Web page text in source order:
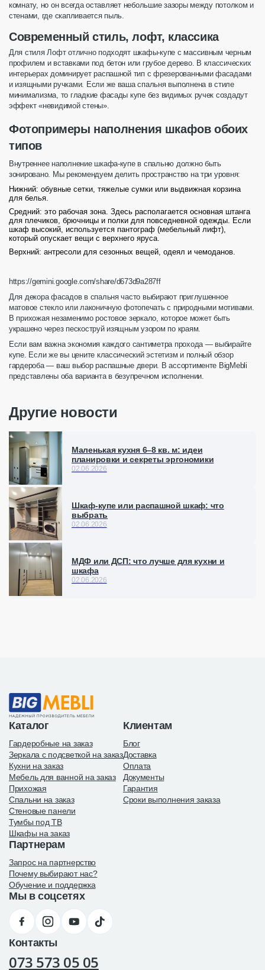
комнату, но он всегда оставляет небольшие зазоры между потолком и
стенами, где скапливается пыль.
Современный стиль, лофт, классика
Для стиля Лофт отлично подходят шкафы-купе с массивным черным
профилем и вставками под бетон или грубоедерево. В классических
интерьерах доминируетраспашнойтип с фрезерованными фасадами
и изящными ручками. Если же вашаспальнявыполнена в стиле
минимализма, то гладкие фасады купе без видимых ручек создадут
эффект «невидимой стены».
Фотопримеры наполнения шкафов обоих
типов
Внутреннее наполнение шкафа-купе в спальню должно быть
зонировано. Мы рекомендуем делить пространство на три уровня:
Нижний: обувные сетки, тяжелые сумки или выдвижная корзина
для белья.
Средний: это рабочая зона. Здесь располагается основная штанга
для плечиков, брючницы и полки для повседневной одежды. Если
шкаф высокий, используется пантограф (мебельный лифт),
который опускает вещи с верхнего яруса.
Верхний: антресоли для сезонных вещей, одеял и чемоданов.
https://gemini.google.com/share/d673d9a287ff
Для декора фасадов в спальнячасто выбирают приглушенное
матовое стеклоили лаконичнуюфотопечатьс природными мотивами.
В прихожаянезаменимо ростовое зеркало, которое может быть
украшено через пескоструйизящным узором по краям.
Если вам важна экономия каждого сантиметра прохода — выбирайте
купе. Если же вы цените классический эстетизм и полный обзор
гардероба — ваш выбор распашные двери. В ассортименте BigMebli
представлены оба варианта в безупречном исполнении.
Другие новости
Маленькая кухня 6–8 кв. м: идеи
планировки и секреты эргономики
02.06.2026
Шкаф-купе или распашной шкаф: что
выбрать
02.06.2026
МДФ или ДСП: что лучше для кухни и
шкафа
02.06.2026
Каталог
Гардеробные на заказ
Зеркала с подсветкой на заказ
Кухни на заказ
Мебель для ванной на заказ
Прихожая
Спальни на заказ
Стеновые панели
Тумбы под ТВ
Шкафы на заказ
Клиентам
Блог
Доставка
Оплата
Документы
Гарантия
Сроки выполнения заказа
Партнерам
Запрос на партнерство
Почему выбирают нас?
Обучение и поддержка
Мы в соцсетях
Контакты
073 573 05 05